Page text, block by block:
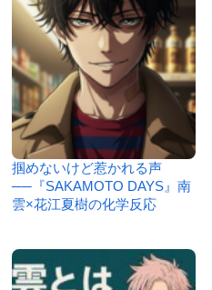
掴めないけど惹かれる声
──『SAKAMOTO DAYS』南
雲×花江夏樹の化学反応